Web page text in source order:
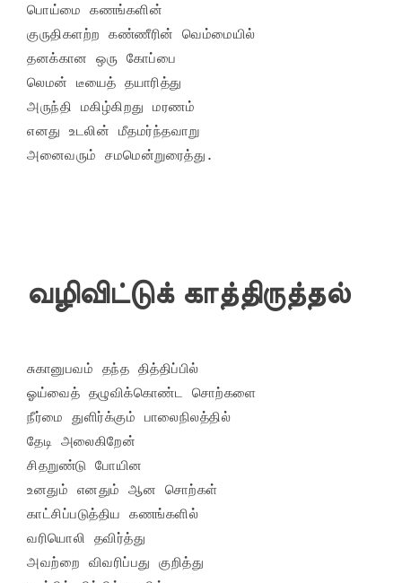
பொய்மை கணங்களின்
குருதிகளற்ற கண்ணீரின் வெம்மையில்
தனக்கான ஒரு கோப்பை
லெமன் டீயைத் தயாரித்து
அருந்தி மகிழ்கிறது மரணம்
எனது உடலின் மீதமர்ந்தவாறு
வழிவிட்டுக் காத்திருத்தல்
சுகானுபவம் தந்த தித்திப்பில்
ஓய்வைத் தழுவிக்கொண்ட சொற்களை
நீர்மை துளிர்க்கும் பாலைநிலத்தில்
தேடி அலைகிறேன்
சிதறுண்டு போயின
உனதும் எனதும் ஆன சொற்கள்
காட்சிப்படுத்திய கணங்களில்
வரியொலி தவிர்த்து
அவற்றை விவரிப்பது குறித்து